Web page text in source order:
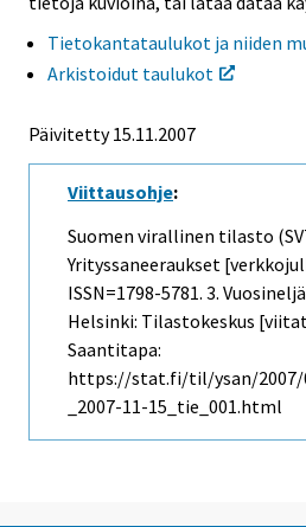
Tietokantataulukot ja niiden
Arkistoidut taulukot
Päivitetty15.11.2007
Viittausohje:
Suomen virallinen tilasto
Yrityssaneeraukset
ISSN=1798-5781. 3.
Helsinki: Tilastokeskus
Saantitapa:
https://stat.fi/til/ysan/2007/
_2007-11-15_tie_001.html